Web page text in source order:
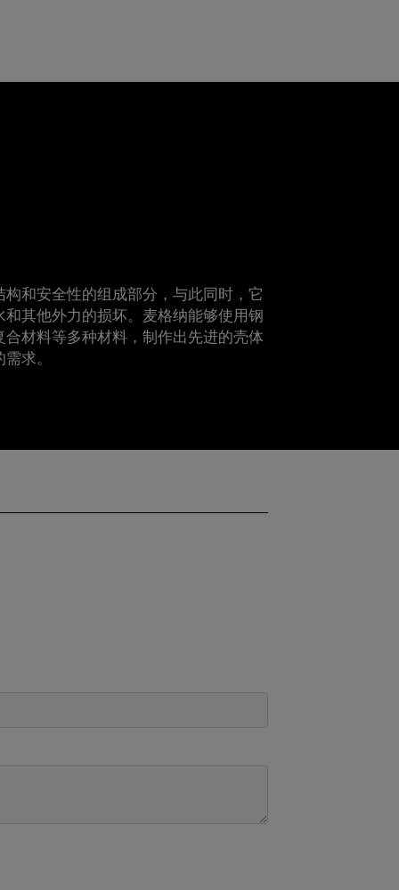
和安全性的组成部分，与此同时，它
其他外力的损坏。麦格纳能够使用钢
材料等多种材料，制作出先进的壳体
求。